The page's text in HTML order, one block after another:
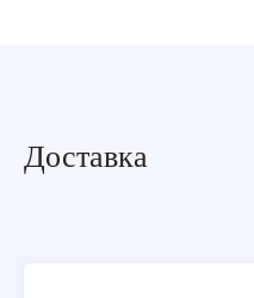
Доставка